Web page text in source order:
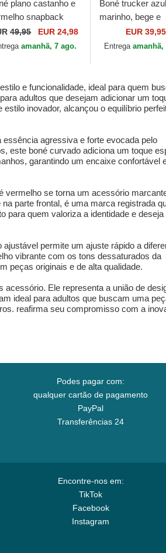
plano castanho e
snapback
Stallion Free
The Farm Flats da
49,95 EUR 24,98
amanhã, 7 ago.
Boné trucker azul
marinho, bege e
vermelho pantera
Panther The
EUR 39,95
Entrega amanhã,
e funcionalidade, ideal para quem
adultos que desejam adicionar um
inovador, alcançou o equilíbrio
agressiva e forte evocada pelo
este boné curvado adiciona um toque
garantindo um encaixe confortável
vermelho se torna um acessório
parte frontal, é uma marca registrada
para quem valoriza a identidade e deseja
permite um ajuste rápido a
vibrante com os tons dessaturados da
peças originais e de alta qualidade.
Ele representa a união de
ideal para adultos que buscam uma
reafirma seu compromisso com a
Podes pagar com:
qualquer cartão de pagamento
PayPal
Transferências 24
Encontre-nos em:
TikTok
Facebook
Instagram